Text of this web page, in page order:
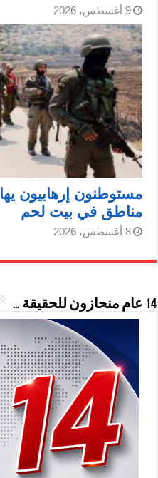
9 أغسطس، 2026
مستوطنون إرهابيون
مناطق في بيت لحم
8 أغسطس، 2026
14 عام منحازون للحقيقة …